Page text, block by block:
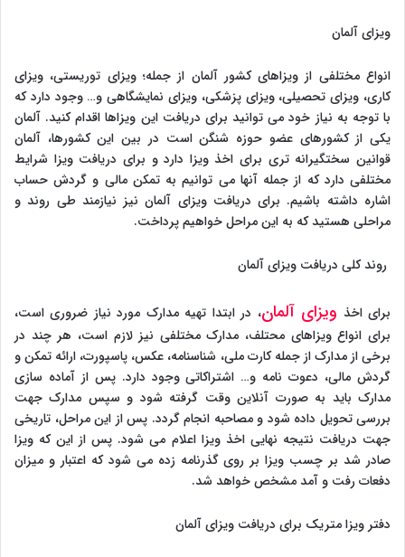
ویزای آلمان
انواع مختلفی از ویزاهای کشور آلمان از جمله؛ ویزای توریستی، ویزای
کاری، ویزای تحصیلی، ویزای پزشکی، ویزای نمایشگاهی و… وجود دارد که
با توجه به نیاز خود می توانید برای دریافت این ویزاها اقدام کنید. آلمان
یکی از کشورهای عضو حوزه شنگن است در بین این کشورها، آلمان
قوانین سختگیرانه تری برای اخذ ویزا دارد و برای دریافت ویزا شرایط
مختلفی دارد که از جمله آنها می توانیم به تمکن مالی و گردش حساب
اشاره داشته باشیم. برای دریافت ویزای آلمان نیز نیازمند طی روند و
مراحلی هستید که به این مراحل خواهیم پرداخت.
روند کلی دریافت ویزای آلمان
برای اخذ ویزای آلمان، در ابتدا تهیه مدارک مورد نیاز ضروری است،
برای انواع ویزاهای محتلف، مدارک مختلفی نیز لازم است، هر چند در
برخی از مدارک از جمله کارت ملی، شناسنامه، عکس، پاسپورت، ارائه تمکن و
گردش مالی، دعوت نامه و… اشتراکاتی وجود دارد. پس از آماده سازی
مدارک باید به صورت آنلاین وقت گرفته شود و سپس مدارک جهت
بررسی تحویل داده شود و مصاحبه انجام گردد. پس از این مراحل، تاریخی
جهت دریافت نتیجه نهایی اخذ ویزا اعلام می شود. پس از این که ویزا
صادر شد بر چسب ویزا بر روی گذرنامه زده می شود که اعتبار و میزان
دفعات رفت و آمد مشخص خواهد شد.
دفتر ویزا متریک برای دریافت ویزای آلمان